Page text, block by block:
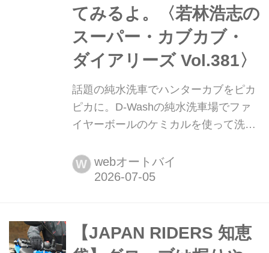
てみるよ。〈若林浩志の
スーパー・カブカブ・
ダイアリーズ Vol.381〉
話題の純水洗車でハンターカブをピカ
ピカに。D-Washの純水洗車場でファ
イヤーボールのケミカルを使って洗車
カブカブ・ダイアリーズ Vol.381〉 最
近話題の純水洗車。純水という不純物
し、拭き傷の発生も抑えることができ
るというもの。水にもこだわること
W webオートバイ
【JAPAN RIDERS 知恵